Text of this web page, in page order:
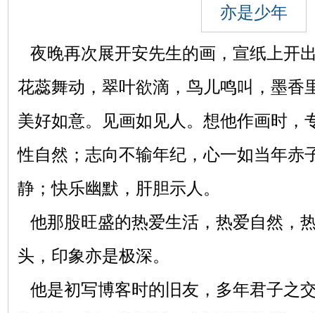
夜晚再次展开安先生的画，宣纸上开
花蕊舞动，翠叶欲滴，鸟儿鸣叫，墨香
美好如意。见画如见人。想他作画时，
性自然；志向不输年纪，心一如当年赤
静；快乐幽默，肝胆示人。
他那股旺盛的热爱生活，热爱自然，
头，印象亦是极深。
他是初写博客时的旧友，多年君子之